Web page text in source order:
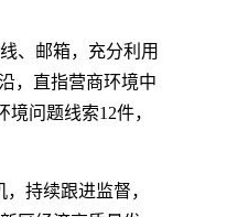
、邮箱，充分利用
，直指营商环境中
问题线索12件，
持续跟进监督，